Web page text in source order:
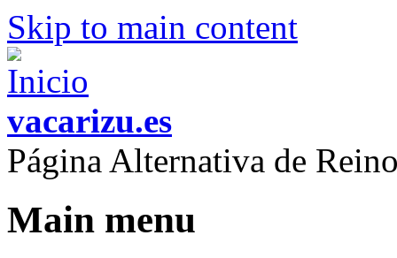
Skip to main content
vacarizu.es
Página Alternativa de
Main menu